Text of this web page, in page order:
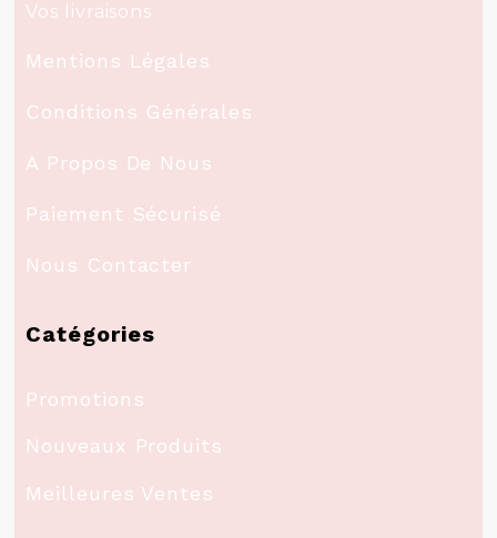
Vos livraisons
Mentions Légales
Conditions Générales
A Propos De Nous
Paiement Sécurisé
Nous Contacter
Catégories
Promotions
Nouveaux Produits
Meilleures Ventes